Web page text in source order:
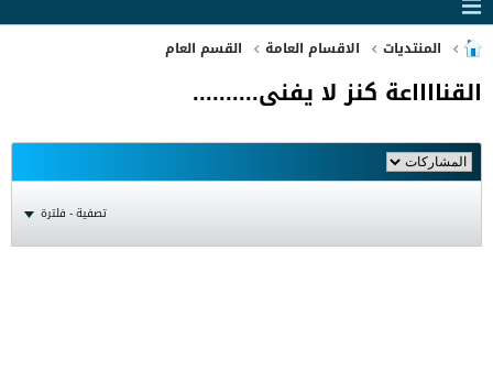
المنتديات الاقسام العامة القسم العام
القنااااعة كنز لا يفنى..........
تصفية - فلترة